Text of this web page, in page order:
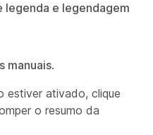
legenda e legendagem
manuais.
estiver ativado, clique
o resumo da